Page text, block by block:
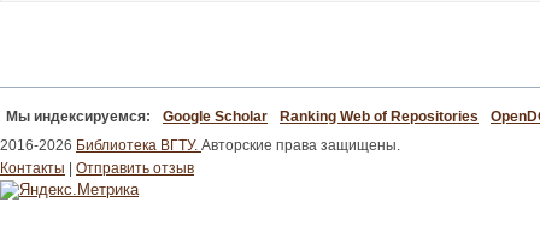
Мы индексируемся: Google Scholar Ranking Web of Repositories
2016-2026 Библиотека ВГТУ. Авторские права защищены.
Контакты
Отправить отзыв